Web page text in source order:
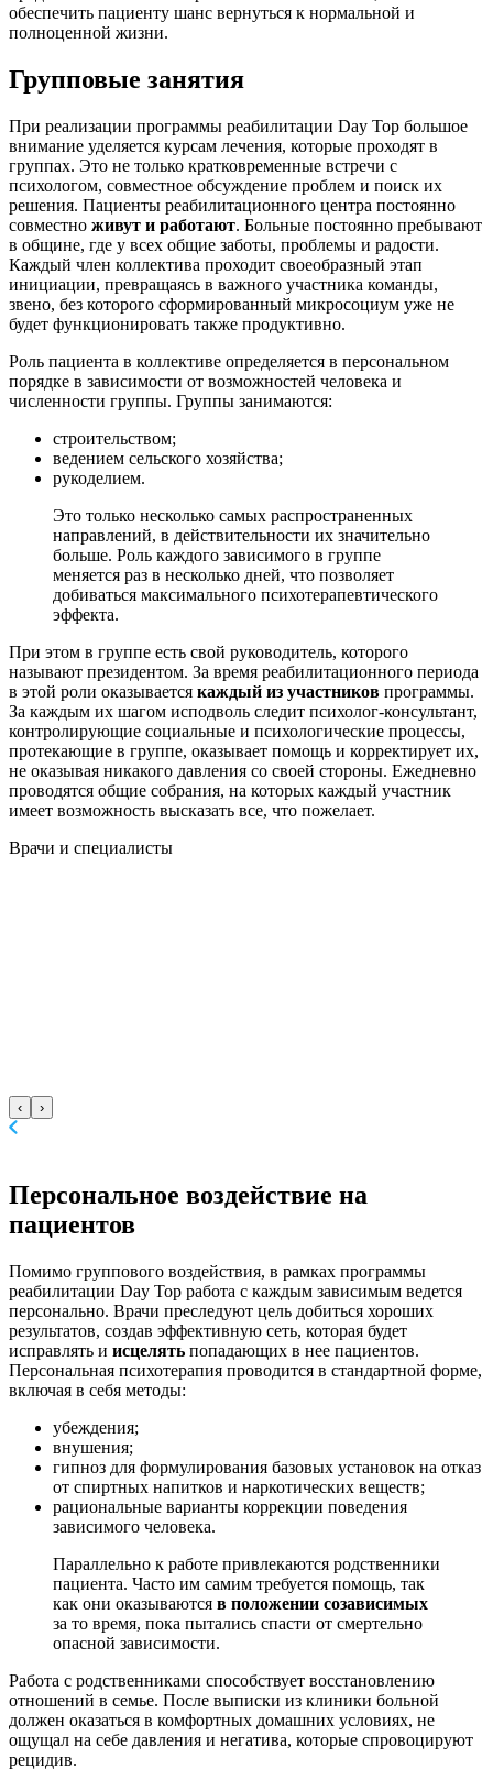
обеспечить пациенту шанс вернуться к нормальной и
полноценной жизни.
Групповые занятия
При реализации программы реабилитации Day Top большое
внимание уделяется курсам лечения, которые проходят в
группах. Это не только кратковременные встречи с
психологом, совместное обсуждение проблем и поиск их
решения. Пациенты реабилитационного центра постоянно
совместно живут и работают. Больные постоянно пребывают
в общине, где у всех общие заботы, проблемы и радости.
Каждый член коллектива проходит своеобразный этап
инициации, превращаясь в важного участника команды,
звено, без которого сформированный микросоциум уже не
будет функционировать также продуктивно.
Роль пациента в коллективе определяется в персональном
порядке в зависимости от возможностей человека и
численности группы. Группы занимаются:
строительством;
ведением сельского хозяйства;
рукоделием.
Это только несколько самых распространенных
направлений, в действительности их значительно
больше. Роль каждого зависимого в группе
меняется раз в несколько дней, что позволяет
добиваться максимального психотерапевтического
эффекта.
При этом в группе есть свой руководитель, которого
называют президентом. За время реабилитационного периода
в этой роли оказывается каждый из участников программы.
За каждым их шагом исподволь следит психолог-консультант,
контролирующие социальные и психологические процессы,
протекающие в группе, оказывает помощь и корректирует их,
не оказывая никакого давления со своей стороны. Ежедневно
проводятся общие собрания, на которых каждый участник
имеет возможность высказать все, что пожелает.
Врачи и специалисты
‹ ›
Персональное воздействие на
пациентов
Помимо группового воздействия, в рамках программы
реабилитации Day Top работа с каждым зависимым ведется
персонально. Врачи преследуют цель добиться хороших
результатов, создав эффективную сеть, которая будет
исправлять и исцелять попадающих в нее пациентов.
Персональная психотерапия проводится в стандартной форме,
включая в себя методы:
убеждения;
внушения;
гипноз для формулирования базовых установок на отказ
от спиртных напитков и наркотических веществ;
рациональные варианты коррекции поведения
зависимого человека.
Параллельно к работе привлекаются родственники
пациента. Часто им самим требуется помощь, так
как они оказываются в положении созависимых
за то время, пока пытались спасти от смертельно
опасной зависимости.
Работа с родственниками способствует восстановлению
отношений в семье. После выписки из клиники больной
должен оказаться в комфортных домашних условиях, не
ощущал на себе давления и негатива, которые спровоцируют
рецидив.